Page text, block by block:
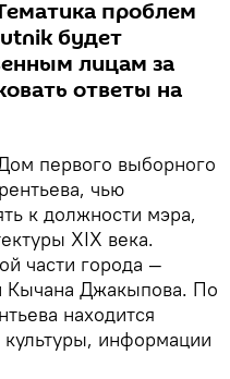
проблем
будет
лицам за
ответы на
первого выборного
чью
к должности мэра,
XIX века.
части города —
Кычана Джакыпова. По
находится
информации